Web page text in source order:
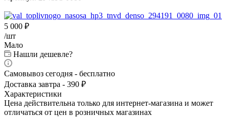
5 000 ₽
/шт
Мало
Нашли дешевле?
Самовывоз сегодня - бесплатно
Доставка завтра - 390 ₽
Характеристики
Цена действительна только для интернет-магазина и может
отличаться от цен в розничных магазинах